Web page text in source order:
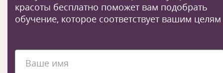
красоты бесплатно поможет вам подобрать
обучение, которое соответствует вашим целям